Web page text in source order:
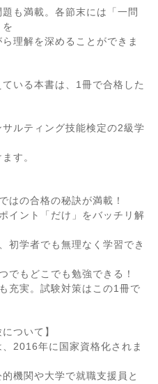
も満載。各節末には「一問
理解を深めることができま
いる本書は、1冊で合格した
ルティング技能検定の2級学
す。
はの合格の秘訣が満載！
イント「だけ」をバッチリ解
初学者でも無理なく学習でき
でもどこでも勉強できる！
充実。試験対策はこの1冊で
ついて】
2016年に国家資格化されま
機関や大学で就職支援員と